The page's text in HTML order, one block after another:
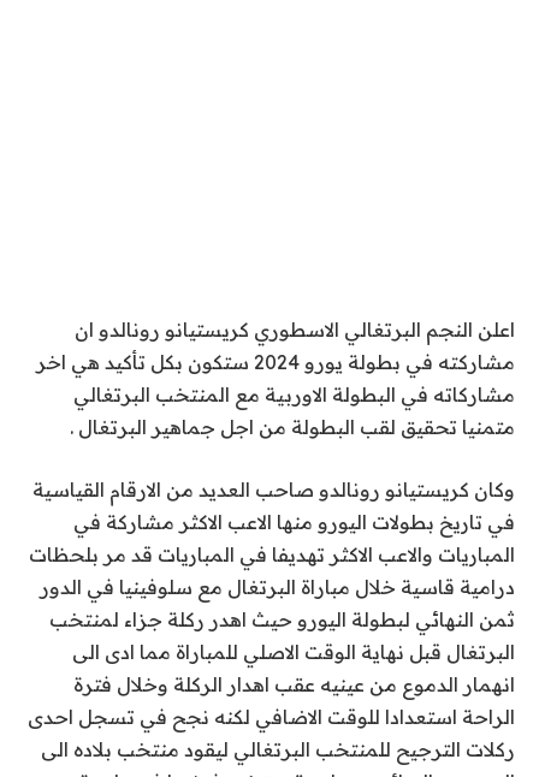
اعلن النجم البرتغالي الاسطوري كريستيانو رونالدو ان
مشاركته في بطولة يورو 2024 ستكون بكل تأكيد هي اخر
مشاركاته في البطولة الاوربية مع المنتخب البرتغالي
متمنيا تحقيق لقب البطولة من اجل جماهير البرتغال .
وكان كريستيانو رونالدو صاحب العديد من الارقام القياسية
في تاريخ بطولات اليورو منها الاعب الاكثر مشاركة في
المباريات والاعب الاكثر تهديفا في المباريات قد مر بلحظات
درامية قاسية خلال مباراة البرتغال مع سلوفينيا في الدور
ثمن النهائي لبطولة اليورو حيث اهدر ركلة جزاء لمنتخب
البرتغال قبل نهاية الوقت الاصلي للمباراة مما ادى الى
انهمار الدموع من عينيه عقب اهدار الركلة وخلال فترة
الراحة استعدادا للوقت الاضافي لكنه نجح في تسجل احدى
ركلات الترجيح للمنتخب البرتغالي ليقود منتخب بلاده الى